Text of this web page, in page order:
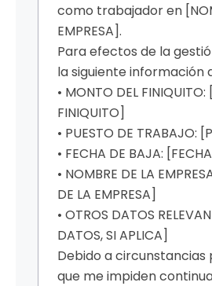
como trabajador en
EMPRESA].
Para efectos de la
la siguiente información
• MONTO DEL
FINIQUITO]
• PUESTO DE TRABAJO:
• FECHA DE BAJA:
• NOMBRE DE LA
DE LA EMPRESA]
• OTROS DATOS
DATOS, SI APLICA]
Debido a circunstancias
que me impiden